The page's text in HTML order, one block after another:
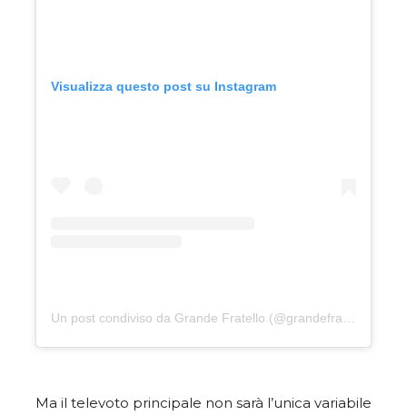
Visualizza questo post su Instagram
Un post condiviso da Grande Fratello (@grandefratellotv)
Ma il televoto principale non sarà l’unica variabile